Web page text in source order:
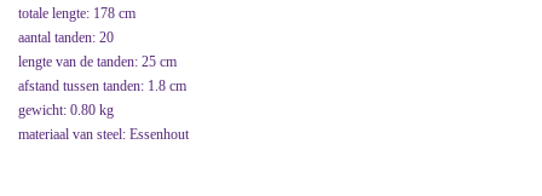
totale lengte: 178 cm
aantal tanden: 20
lengte van de tanden: 25 cm
afstand tussen tanden: 1.8 cm
gewicht: 0.80 kg
materiaal van steel: Essenhout